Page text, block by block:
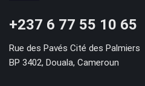
+237 6 77 55 10 65
Rue des Pavés Cité des Palmiers
BP 3402, Douala, Cameroun